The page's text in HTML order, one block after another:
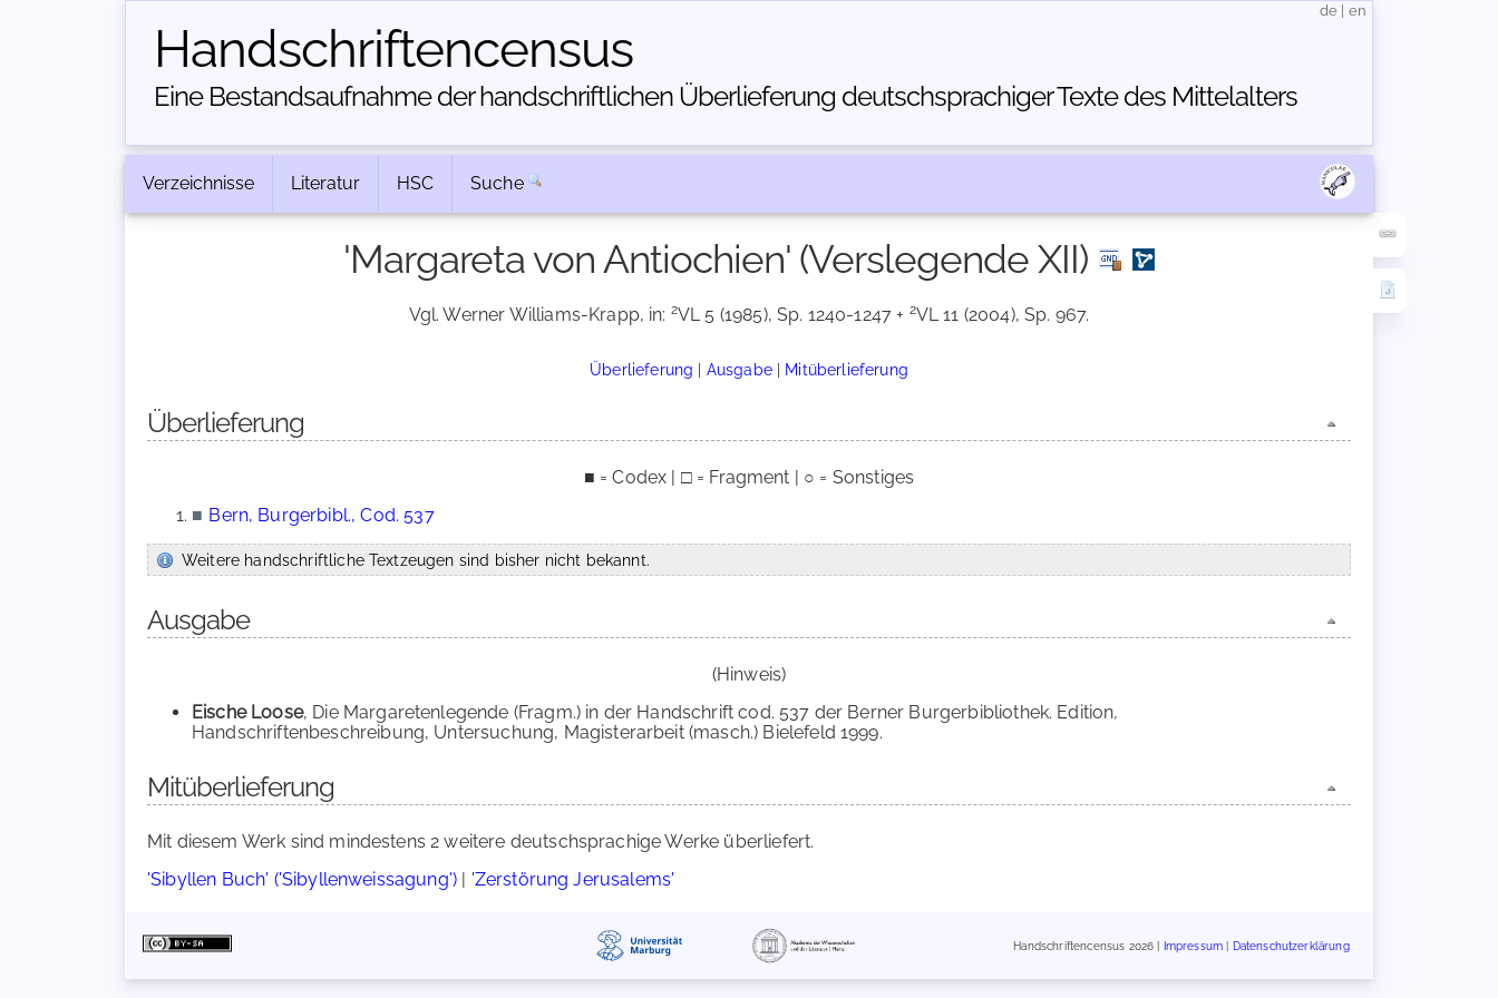
Handschriften­census
Eine Bestandsaufnahme der handschriftlichen Über­lieferung deutschsprachiger Texte des Mittelalters
de en
Verzeichnisse Literatur HSC Suche
'Margareta von Antiochien' (Verslegende XII)
Vgl. Werner Williams-Krapp, in: 2VL 5 (1985), Sp. 1240-1247 + 2VL 11 (2004), Sp. 967.
Überlieferung | Ausgabe| Mitüberlieferung
Überlieferung
■ = Codex | □ = Fragment | ○ = Sonstiges
■ Bern, Burgerbibl., Cod. 537
Weitere handschriftliche Textzeugen sind bisher nicht bekannt.
Ausgabe
(Hinweis)
Eische Loose, Die Margaretenlegende (Fragm.) in der Handschrift cod. 537 der Berner Burgerbibliothek. Edition,
Handschriftenbeschreibung, Untersuchung, Magisterarbeit (masch.) Bielefeld 1999.
Mitüberlieferung
Mit diesem Werk sind mindestens 2 weitere deutschsprachige Werke überliefert.
'Sibyllen Buch' ('Sibyllenweissagung') | 'Zerstörung Jerusalems'
Handschriftencensus 2026 | Impressum Datenschutzerklärung